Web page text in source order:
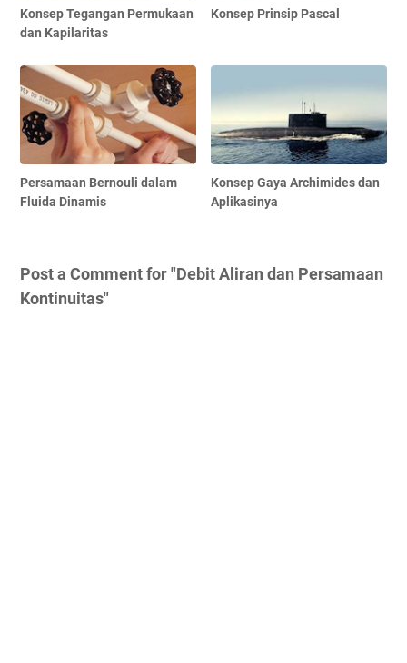
Konsep Tegangan Permukaan
dan Kapilaritas
Konsep Prinsip Pascal
Persamaan Bernouli dalam
Fluida Dinamis
Konsep Gaya Archimides dan
Aplikasinya
Post a Comment for "Debit Aliran dan Persamaan
Kontinuitas"